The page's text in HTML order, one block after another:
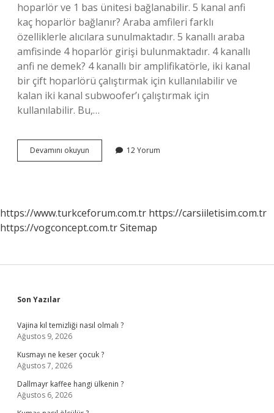
hoparlör ve 1 bas ünitesi bağlanabilir. 5 kanal anfi
kaç hoparlör bağlanır? Araba amfileri farklı
özelliklerle alıcılara sunulmaktadır. 5 kanallı araba
amfisinde 4 hoparlör girişi bulunmaktadır. 4 kanallı
anfi ne demek? 4 kanallı bir amplifikatörle, iki kanal
bir çift hoparlörü çalıştırmak için kullanılabilir ve
kalan iki kanal subwoofer’ı çalıştırmak için
kullanılabilir. Bu,…
Devamını okuyun
Kanallı
Bağlanır
12 Yorum
https://www.turkceforum.com.tr https://carsiiletisim.com.tr
https://vogconcept.com.trSitemap
Sidebar
Son Yazılar
Vajina kıl temizliği nasıl olmalı ?
Ağustos 9, 2026
Kusmayı ne keser çocuk ?
Ağustos 7, 2026
Dallmayr kaffee hangi ülkenin ?
Ağustos 6, 2026